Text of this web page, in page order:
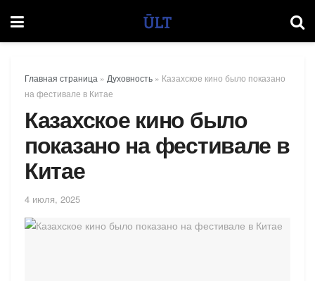
Главная страница » Духовность » Казахское кино было показано
на фестивале в Китае
Казахское кино было
показано на фестивале в
Китае
4 июля, 2025